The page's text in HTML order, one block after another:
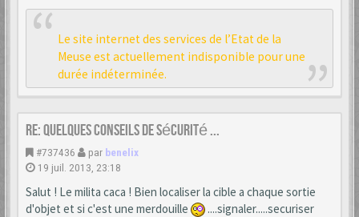
Le site internet des services de l’Etat de la
Meuse est actuellement indisponible pour une
durée indéterminée.
Re: Quelques conseils de sécurité ...
#737436 par benelix
19 juil. 2013, 23:18
Salut ! Le milita caca ! Bien localiser la cible a chaque sortie
d'objet et si c'est une merdouille
....signaler.....securiser